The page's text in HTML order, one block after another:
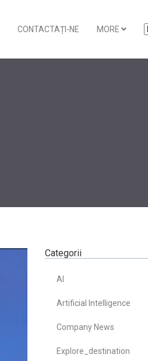
CONTACTAȚI-NE MORE
Categorii
AI
Artificial Intelligence
Company News
Explore_destination